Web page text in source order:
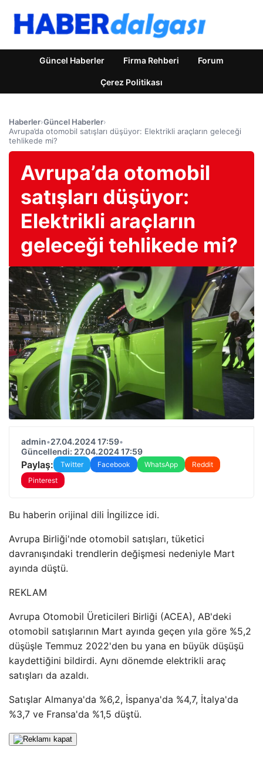
Güncel Haberler Firma Rehberi Forum
Çerez Politikası
Haberler›Güncel Haberler›
Avrupa’da otomobil satışları düşüyor: Elektrikli araçların geleceği
tehlikede mi?
Avrupa’da otomobil
satışları düşüyor:
Elektrikli araçların
geleceği tehlikede mi?
admin•27.04.2024 17:59•
Güncellendi: 27.04.2024 17:59
Paylaş: Twitter Facebook WhatsApp
Reddit
Pinterest
Bu haberin orijinal dili İngilizce idi.
Avrupa Birliği'nde otomobil satışları, tüketici
davranışındaki trendlerin değişmesi nedeniyle Mart
ayında düştü.
REKLAM
Avrupa Otomobil Üreticileri Birliği (ACEA), AB'deki
otomobil satışlarının Mart ayında geçen yıla göre %5,2
düşüşle Temmuz 2022'den bu yana en büyük düşüşü
kaydettiğini bildirdi. Aynı dönemde elektrikli araç
satışları da azaldı.
Satışlar Almanya'da %6,2, İspanya'da %4,7, İtalya'da
%3,7 ve Fransa'da %1,5 düştü.